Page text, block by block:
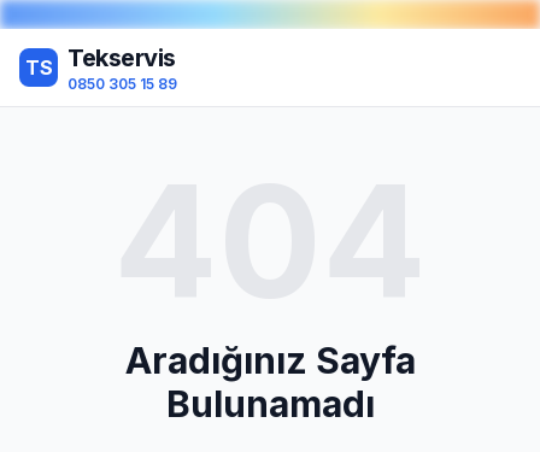
TS Tekservis
0850 305 15 89
Aradığınız Sayfa
Bulunamadı